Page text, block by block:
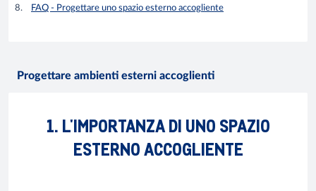
FAQ - Progettare uno spazio esterno accogliente
Progettare ambienti esterni accoglienti
1. L'IMPORTANZA DI UNO SPAZIO
ESTERNO ACCOGLIENTE